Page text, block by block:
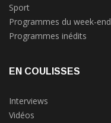
Sport
Programmes du week-end
Programmes inédits
EN COULISSES
Interviews
Vidéos